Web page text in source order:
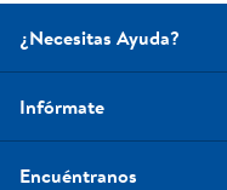
¿Necesitas Ayuda?
Infórmate
Encuéntranos